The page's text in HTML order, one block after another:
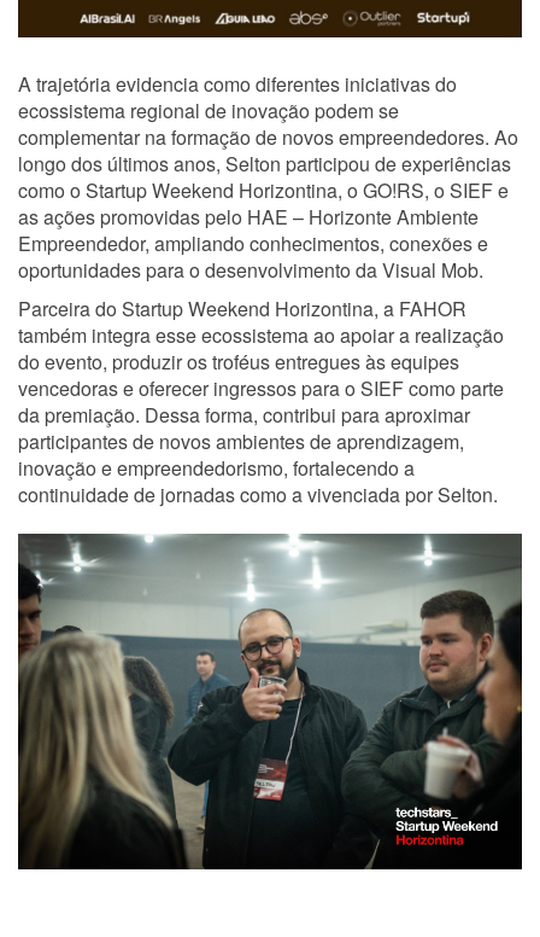
A trajetória evidencia como diferentes iniciativas do
ecossistema regional de inovação podem se
complementar na formação de novos empreendedores. Ao
longo dos últimos anos, Selton participou de experiências
como o Startup Weekend Horizontina, o GO!RS, o SIEF e
as ações promovidas pelo HAE – Horizonte Ambiente
Empreendedor, ampliando conhecimentos, conexões e
oportunidades para o desenvolvimento da Visual Mob.
Parceira do Startup Weekend Horizontina, a FAHOR
também integra esse ecossistema ao apoiar a realização
do evento, produzir os troféus entregues às equipes
vencedoras e oferecer ingressos para o SIEF como parte
da premiação. Dessa forma, contribui para aproximar
participantes de novos ambientes de aprendizagem,
inovação e empreendedorismo, fortalecendo a
continuidade de jornadas como a vivenciada por Selton.